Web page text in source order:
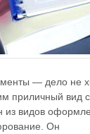
— дело не
приличный вид
из видов
Он